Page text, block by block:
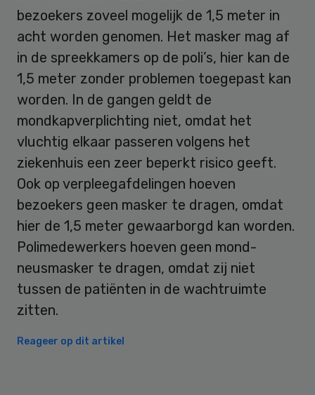
bezoekers zoveel mogelijk de 1,5 meter in
acht worden genomen. Het masker mag af
in de spreekkamers op de poli’s, hier kan de
1,5 meter zonder problemen toegepast kan
worden. In de gangen geldt de
mondkapverplichting niet, omdat het
vluchtig elkaar passeren volgens het
ziekenhuis een zeer beperkt risico geeft.
Ook op verpleegafdelingen hoeven
bezoekers geen masker te dragen, omdat
hier de 1,5 meter gewaarborgd kan worden.
Polimedewerkers hoeven geen mond-
neusmasker te dragen, omdat zij niet
tussen de patiënten in de wachtruimte
zitten.
Reageer op dit artikel